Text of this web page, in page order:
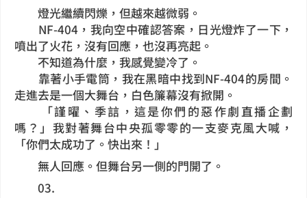
燈光繼續閃爍，但越來越微弱。
NF-404，我向空中確認答案，日光燈炸了一下，
噴出了火花，沒有回應，也沒再亮起。
不知道為什麼，我感覺變冷了。
靠著小手電筒，我在黑暗中找到NF-404的房間。
走進去是一個大舞台，白色簾幕沒有掀開。
「謹曜、季誩，這是你們的惡作劇直播企劃
嗎？」我對著舞台中央孤零零的一支麥克風大喊，
「你們太成功了。快出來！」
無人回應。但舞台另一側的門開了。
03.